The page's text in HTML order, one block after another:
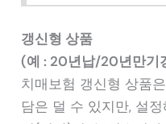
갱신형 상품
(예 : 20년납/20년만기
치매보험 갱신형 상품
담은 덜 수 있지만, 설